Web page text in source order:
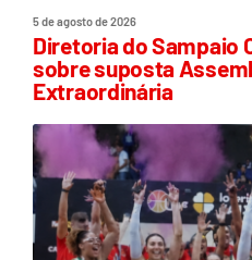
5 de agosto de 2026
Diretoria do Sampaio
sobre suposta
Extraordinária